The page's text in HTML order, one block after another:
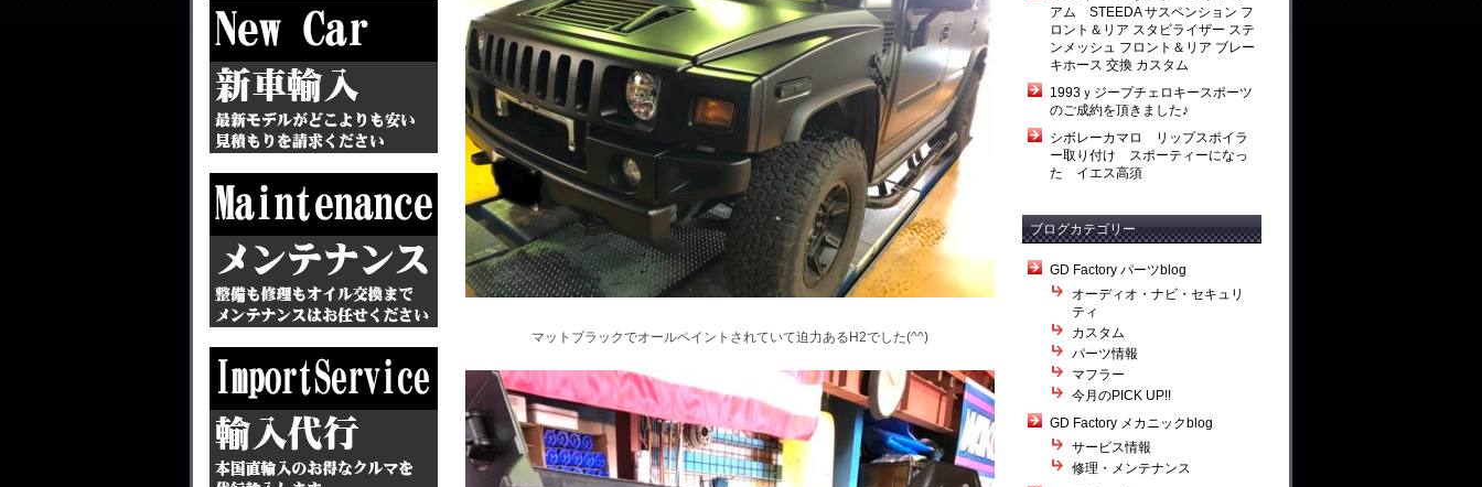
マットブラックでオールペイントされていて迫力あるH2でした(^^)
アム STEEDA サスペンション フ
ロント＆リア スタビライザー ステ
ンメッシュ フロント＆リア ブレー
キホース 交換 カスタム
1993ｙジープチェロキースポーツ
のご成約を頂きました♪
シボレーカマロ リップスポイラ
ー取り付け スポーティーになっ
た イエス高須
ブログカテゴリー
GD Factory パーツblog
オーディオ・ナビ・セキュリ
ティ
カスタム
パーツ情報
マフラー
今月のPICK UP!!
GD Factory メカニックblog
サービス情報
修理・メンテナンス